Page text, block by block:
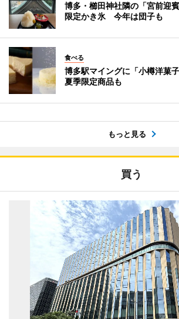
博多・櫛田神社隣の「宮前迎
限定かき氷 今年は団子も
食べる
博多駅マイングに「小樽洋菓
夏季限定商品も
もっと見る
買う